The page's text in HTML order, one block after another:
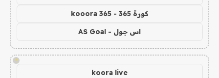
كورة 365 - kooora 365
اس جول - AS Goal
!
koora live